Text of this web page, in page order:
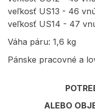
veľkosť US13 - 46
veľkosť US14 - 47
Váha páru: 1,6 kg
Pánske pracovné a
ALEBO